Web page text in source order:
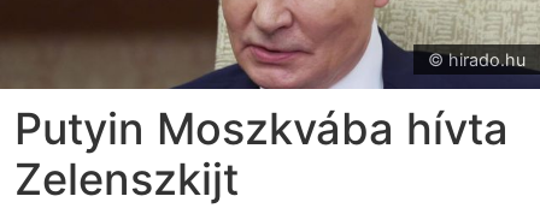
© hirado.hu
Putyin Moszkvába hívta
Zelenszkijt